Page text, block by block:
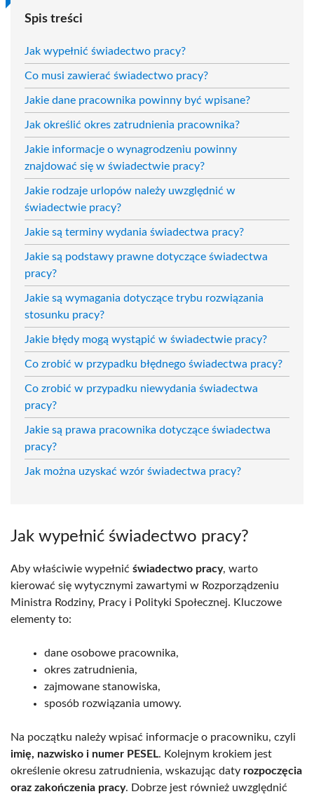
Spis treści
Jak wypełnić świadectwo pracy?
Co musi zawierać świadectwo pracy?
Jakie dane pracownika powinny być wpisane?
Jak określić okres zatrudnienia pracownika?
Jakie informacje o wynagrodzeniu powinny
znajdować się w świadectwie pracy?
Jakie rodzaje urlopów należy uwzględnić w
świadectwie pracy?
Jakie są terminy wydania świadectwa pracy?
Jakie są podstawy prawne dotyczące świadectwa
pracy?
Jakie są wymagania dotyczące trybu rozwiązania
stosunku pracy?
Jakie błędy mogą wystąpić w świadectwie pracy?
Co zrobić w przypadku błędnego świadectwa pracy?
Co zrobić w przypadku niewydania świadectwa
pracy?
Jakie są prawa pracownika dotyczące świadectwa
pracy?
Jak można uzyskać wzór świadectwa pracy?
Jak wypełnić świadectwo pracy?
Aby właściwie wypełnić świadectwo pracy, warto
kierować się wytycznymi zawartymi w Rozporządzeniu
Ministra Rodziny, Pracy i Polityki Społecznej. Kluczowe
elementy to:
dane osobowe pracownika,
okres zatrudnienia,
zajmowane stanowiska,
sposób rozwiązania umowy.
Na początku należy wpisać informacje o pracowniku, czyli
imię, nazwisko i numer PESEL. Kolejnym krokiem jest
określenie okresu zatrudnienia, wskazując daty rozpoczęcia
oraz zakończenia pracy. Dobrze jest również uwzględnić